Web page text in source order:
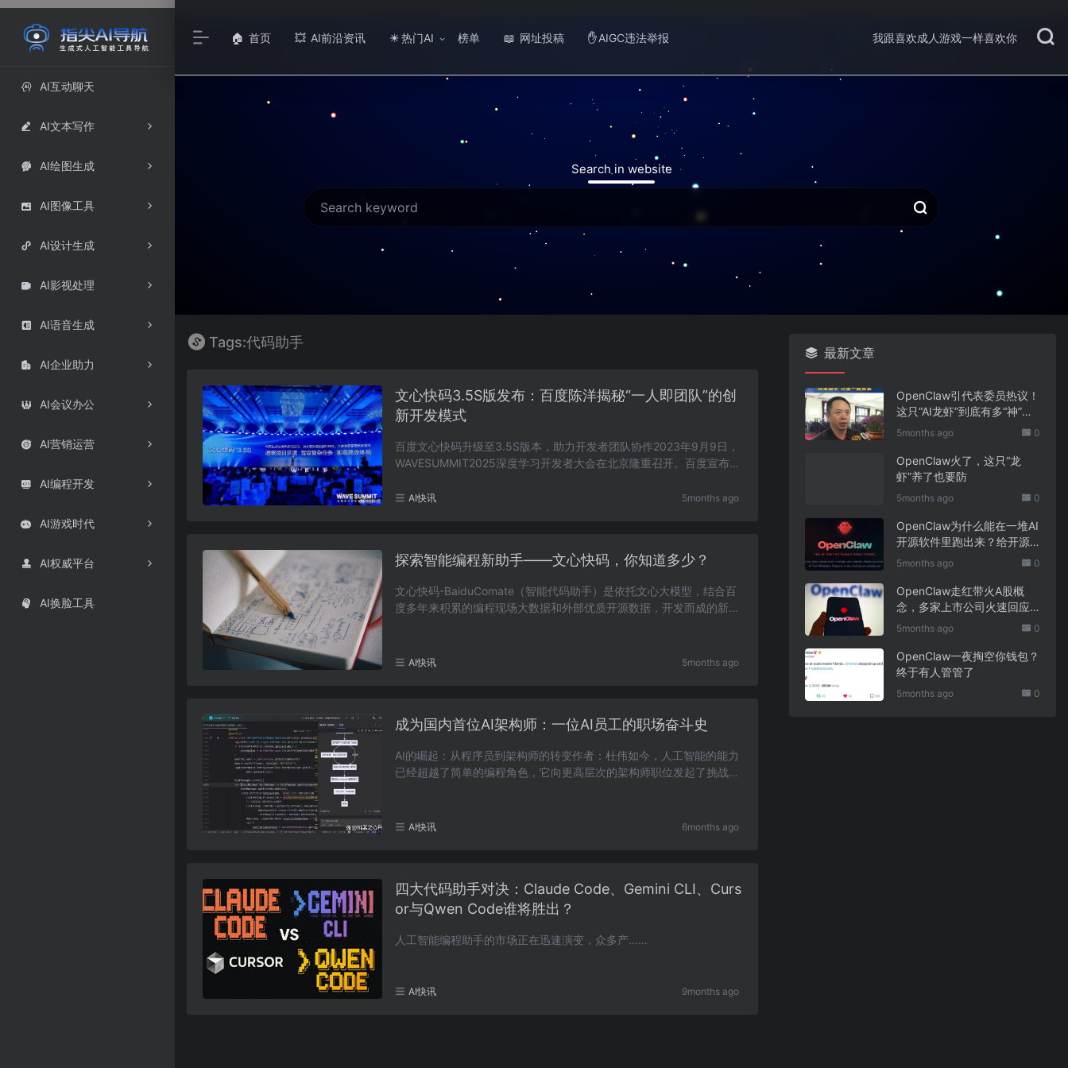
 AI互动聊天
 AI文本写作
 AI绘图生成
 AI图像工具
 AI设计生成
 AI影视处理
 AI语音生成
 AI企业助力
 AI会议办公
 AI营销运营
 AI编程开发
 AI游戏时代
 AI权威平台
 AI换脸工具
🏠 首页 💥 AI前沿资讯 ☀ 热门AI 榜单 📖 网址投稿 ✋ AIGC违法举报 我跟喜欢成人游戏一样喜欢你
Search in website
Tags:代码助手
文心快码3.5S版发布：百度陈洋揭秘“一人即团队”的创
新开发模式
百度文心快码升级至3.5S版本，助力开发者团队协作2023年9月9日，
WAVESUMMIT2025深度学习开发者大会在北京隆重召开。百度宣布其
AI快讯 5months ago
探索智能编程新助手——文心快码，你知道多少？
文心快码-BaiduComate（智能代码助手）是依托文心大模型，结合百
度多年来积累的编程现场大数据和外部优质开源数据，开发而成的新一
AI快讯 5months ago
成为国内首位AI架构师：一位AI员工的职场奋斗史
AI的崛起：从程序员到架构师的转变作者：杜伟如今，人工智能的能力
已经超越了简单的编程角色，它向更高层次的架构师职位发起了挑战，
AI快讯 6months ago
四大代码助手对决：Claude Code、Gemini CLI、Curs
or与Qwen Code谁将胜出？
人工智能编程助手的市场正在迅速演变，众多产……
AI快讯 9months ago
最新文章
OpenClaw引代表委员热议！
这只“AI龙虾”到底有多“神”？
｜科技观察
5months ago 0
OpenClaw火了，这只“龙
虾”养了也要防
5months ago 0
OpenClaw为什么能在一堆AI
开源软件里跑出来？给开源
项目的三点启示
5months ago 0
OpenClaw走红带火A股概
念，多家上市公司火速回应
业务布局
5months ago 0
OpenClaw一夜掏空你钱包？
终于有人管管了
5months ago 0